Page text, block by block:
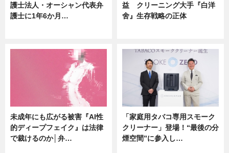
護士法人・オーシャン代表弁
護士に1年6か月…
益 クリーニング大手『白洋
舍』生存戦略の正体
未成年にも広がる被害『AI性
的ディープフェイク』は法律
で裁けるのか│弁…
「家庭用タバコ専用スモーク
クリーナー」登場！“最後の分
煙空間”に参入し…